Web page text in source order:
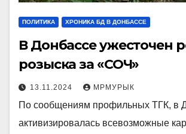
ПОЛИТИКА ХРОНИКА БД В ДОНБАССЕ
В Донбассе ужесточен
розыска за «СОЧ»
13.11.2024 МРМУРЫК
По сообщениям профильных ТГК, в
активизировалась всевозможные